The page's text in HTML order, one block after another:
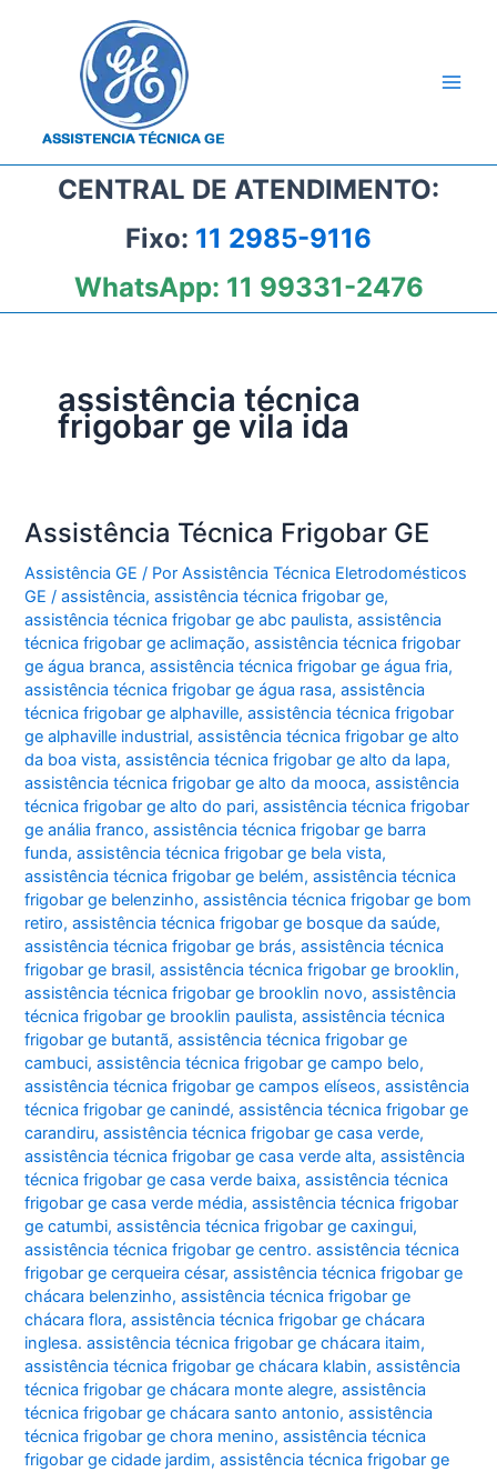
CENTRAL DE ATENDIMENTO:
Fixo: 11 2985-9116
WhatsApp: 11 99331-2476
assistência técnica
frigobar ge vila ida
Assistência Técnica Frigobar GE
Assistência GE / PorAssistência Técnica Eletrodomésticos
GE/assistência,assistência técnica frigobar ge,
assistência técnica frigobar ge abc paulista,assistência
técnica frigobar ge aclimação,assistência técnica frigobar
ge água branca,assistência técnica frigobar ge água fria,
assistência técnica frigobar ge água rasa,assistência
técnica frigobar ge alphaville,assistência técnica frigobar
ge alphaville industrial,assistência técnica frigobar ge alto
da boa vista,assistência técnica frigobar ge alto da lapa,
assistência técnica frigobar ge alto da mooca,assistência
técnica frigobar ge alto do pari,assistência técnica frigobar
ge anália franco,assistência técnica frigobar ge barra
funda,assistência técnica frigobar ge bela vista,
assistência técnica frigobar ge belém,assistência técnica
frigobar ge belenzinho,assistência técnica frigobar ge bom
retiro,assistência técnica frigobar ge bosque da saúde,
assistência técnica frigobar ge brás,assistência técnica
frigobar ge brasil,assistência técnica frigobar ge brooklin,
assistência técnica frigobar ge brooklin novo,assistência
técnica frigobar ge brooklin paulista,assistência técnica
frigobar ge butantã,assistência técnica frigobar ge
cambuci,assistência técnica frigobar ge campo belo,
assistência técnica frigobar ge campos elíseos,assistência
técnica frigobar ge canindé,assistência técnica frigobar ge
carandiru,assistência técnica frigobar ge casa verde,
assistência técnica frigobar ge casa verde alta,assistência
técnica frigobar ge casa verde baixa,assistência técnica
frigobar ge casa verde média,assistência técnica frigobar
ge catumbi,assistência técnica frigobar ge caxingui,
assistência técnica frigobar ge centro. assistência técnica
frigobar ge cerqueira césar,assistência técnica frigobar ge
chácara belenzinho,assistência técnica frigobar ge
chácara flora,assistência técnica frigobar ge chácara
inglesa. assistência técnica frigobar ge chácara itaim,
assistência técnica frigobar ge chácara klabin,assistência
técnica frigobar ge chácara monte alegre,assistência
técnica frigobar ge chácara santo antonio,assistência
técnica frigobar ge chora menino,assistência técnica
frigobar ge cidade jardim,assistência técnica frigobar ge